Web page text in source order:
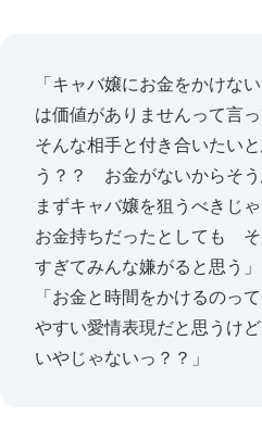
「キャバ嬢にお金をかけ
は価値がありませんって言
そんな相手と付き合いたい
う？？ お金がないからそ
まずキャバ嬢を狙うべきじ
お金持ちだったとしても そ
すぎてみんな嫌がると思う」
「お金と時間をかけるのっ
やすい愛情表現だと思うけ
いやじゃないっ？？」